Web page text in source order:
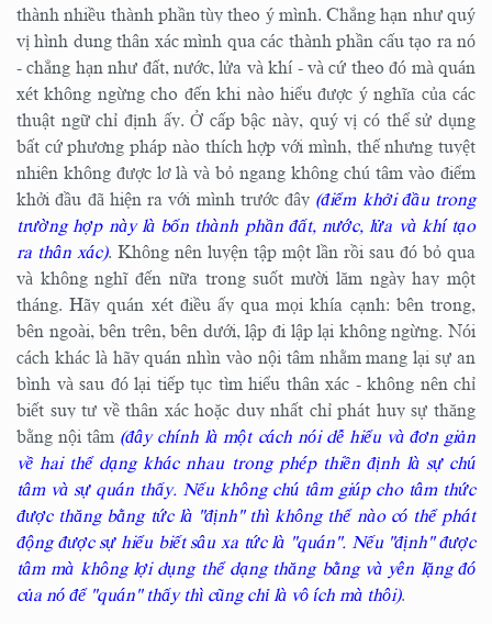
thành nhiều thành phần tùy theo ý mình. Chẳng hạn như quý
vị hình dung thân xác mình qua các thành phần cấu tạo ra nó
- chẳng hạn như đất, nước, lửa và khí - và cứ theo đó mà quán
xét không ngừng cho đến khi nào hiểu được ý nghĩa của các
thuật ngữ chỉ định ấy. Ở cấp bậc này, quý vị có thể sử dụng
bất cứ phương pháp nào thích hợp với mình, thế nhưng tuyệt
nhiên không được lơ là và bỏ ngang không chú tâm vào điểm
khởi đầu đã hiện ra với mình trước đây (điểm khởi đầu trong
trường hợp này là bốn thành phần đất, nước, lửa và khí tạo
ra thân xác). Không nên luyện tập một lần rồi sau đó bỏ qua
và không nghĩ đến nữa trong suốt mười lăm ngày hay một
tháng. Hãy quán xét điều ấy qua mọi khía cạnh: bên trong,
bên ngoài, bên trên, bên dưới, lập đi lập lại không ngừng. Nói
cách khác là hãy quán nhìn vào nội tâm nhằm mang lại sự an
bình và sau đó lại tiếp tục tìm hiểu thân xác - không nên chỉ
biết suy tư về thân xác hoặc duy nhất chỉ phát huy sự thăng
bằng nội tâm (đây chính là một cách nói dễ hiểu và đơn giản
về hai thể dạng khác nhau trong phép thiền định là sự chú
tâm và sự quán thấy. Nếu không chú tâm giúp cho tâm thức
được thăng bằng tức là "định" thì không thể nào có thể phát
động được sự hiểu biết sâu xa tức là "quán". Nếu "định" được
tâm mà không lợi dụng thể dạng thăng bằng và yên lặng đó
của nó để "quán" thấy thì cũng chỉ là vô ích mà thôi).